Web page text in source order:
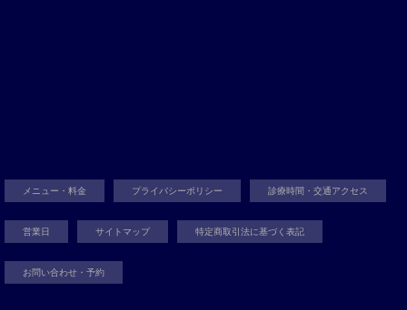
メニュー・料金 プライバシーポリシー 診療時間・交通アクセス
営業日 サイトマップ 特定商取引法に基づく表記
お問い合わせ・予約